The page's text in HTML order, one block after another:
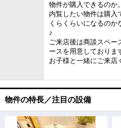
物件が購入できるのか。
内覧したい物件は購入
くらくらいになるの
♪
ご来店後は商談スペー
ースを用意しておりま
お子様と一緒にご来店
物件の特長／注目の設備